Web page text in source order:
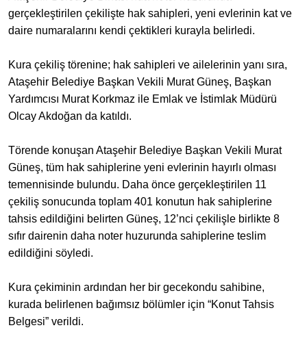
gerçekleştirilen çekilişte hak sahipleri, yeni evlerinin kat ve
daire numaralarını kendi çektikleri kurayla belirledi.
Kura çekiliş törenine; hak sahipleri ve ailelerinin yanı sıra,
Ataşehir Belediye Başkan Vekili Murat Güneş, Başkan
Yardımcısı Murat Korkmaz ile Emlak ve İstimlak Müdürü
Olcay Akdoğan da katıldı.
Törende konuşan Ataşehir Belediye Başkan Vekili Murat
Güneş, tüm hak sahiplerine yeni evlerinin hayırlı olması
temennisinde bulundu. Daha önce gerçekleştirilen 11
çekiliş sonucunda toplam 401 konutun hak sahiplerine
tahsis edildiğini belirten Güneş, 12’nci çekilişle birlikte 8
sıfır dairenin daha noter huzurunda sahiplerine teslim
edildiğini söyledi.
Kura çekiminin ardından her bir gecekondu sahibine,
kurada belirlenen bağımsız bölümler için “Konut Tahsis
Belgesi” verildi.